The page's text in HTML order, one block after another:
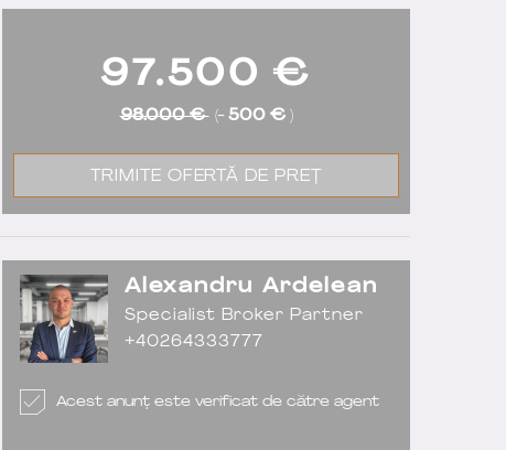
Alexandru Ardelean
Specialist Broker Partner
+40264333777
Acest anunț este verificat de către agent
97.500 €
98.000 € (- 500 €)
TRIMITE OFERTĂ DE PREȚ